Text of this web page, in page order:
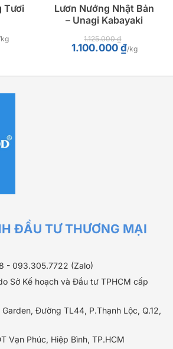
Tươi
Lươn Nướng Nhật Bản
– Unagi Kabayaki
1.125.000₫
Giá
gốc
1.100.000 ₫Giá
hiện
/kg
ĐẦU TƯ THƯƠNG MẠI
- 093.305.7722 (Zalo)
Sở Kế hoạch và Đầu tư TPHCM cấp
Đường TL44, P.Thạnh Lộc, Q.12,
Vạn Phúc, Hiệp Bình, TP.HCM